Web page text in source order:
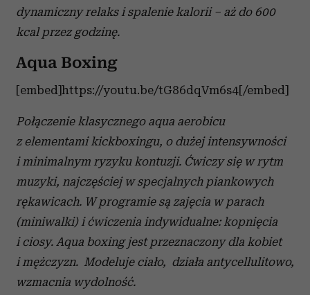
dynamiczny relaks i spalenie kalorii – aż do 600
kcal przez godzinę.
Aqua Boxing
[embed]https://youtu.be/tG86dqVm6s4[/embed]
Połączenie klasycznego aqua aerobicu
z elementami kickboxingu, o dużej intensywności
i minimalnym ryzyku kontuzji. Ćwiczy się w rytm
muzyki, najczęściej w specjalnych piankowych
rękawicach. W programie są zajęcia w parach
(miniwalki) i ćwiczenia indywidualne: kopnięcia
i ciosy. Aqua boxing jest przeznaczony dla kobiet
i mężczyzn. Modeluje ciało, działa antycellulitowo,
wzmacnia wydolność.